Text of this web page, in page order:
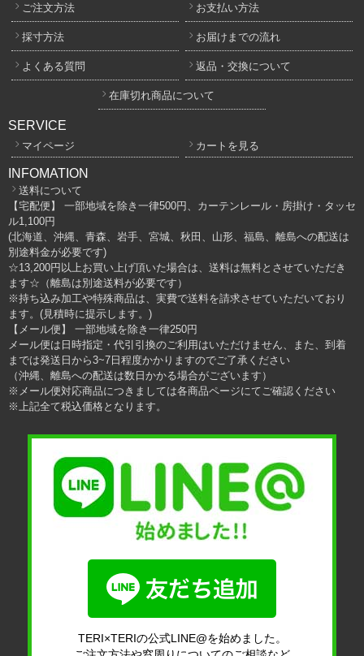
ご注文方法 お支払い方法
採寸方法 お届けまでの流れ
よくある質問 返品・交換について
在庫切れ商品について
SERVICE
マイページ カートを見る
INFOMATION
送料について
【宅配便】 一部地域を除き一律500円、カーテンレール・房掛け・タッセ
ル1,100円
(北海道、沖縄、青森、岩手、宮城、秋田、山形、福島、離島への配送は
別途料金が必要です)
☆13,200円以上お買い上げ頂いた場合は、送料は無料とさせていただき
ます☆（離島は別途送料が必要です）
※持ち込み加工や特殊商品は、実費で送料を請求させていただいており
ます。(見積時に提示します。)
【メール便】 一部地域を除き一律250円
メール便は日時指定・代引引換のご利用はいただけません、また、到着
までは発送日から3~7日程度かかりますのでご了承ください
（沖縄、離島への配送は数日かかる場合がございます）
※メール便対応商品につきましては各商品ページにてご確認ください
※上記全て税込価格となります。
TERI×TERIの公式LINE@を始めました。